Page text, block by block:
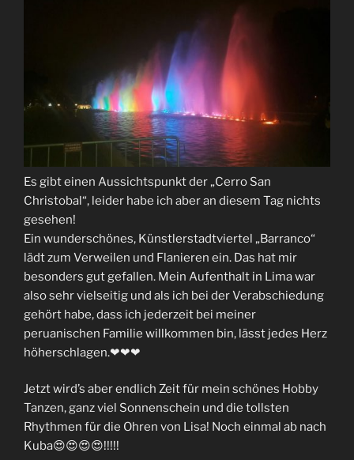
Es gibt einen Aussichtspunkt der „Cerro San
Christobal“, leider habe ich aber an diesem Tag nichts
gesehen!
Ein wunderschönes, Künstlerstadtviertel „Barranco“
lädt zum Verweilen und Flanieren ein. Das hat mir
besonders gut gefallen. Mein Aufenthalt in Lima war
also sehr vielseitig und als ich bei der Verabschiedung
gehört habe, dass ich jederzeit bei meiner
peruanischen Familie willkommen bin, lässt jedes Herz
höherschlagen.❤❤❤
Jetzt wird’s aber endlich Zeit für mein schönes Hobby
Tanzen, ganz viel Sonnenschein und die tollsten
Rhythmen für die Ohren von Lisa! Noch einmal ab nach
Kuba😍😍😍😍!!!!!